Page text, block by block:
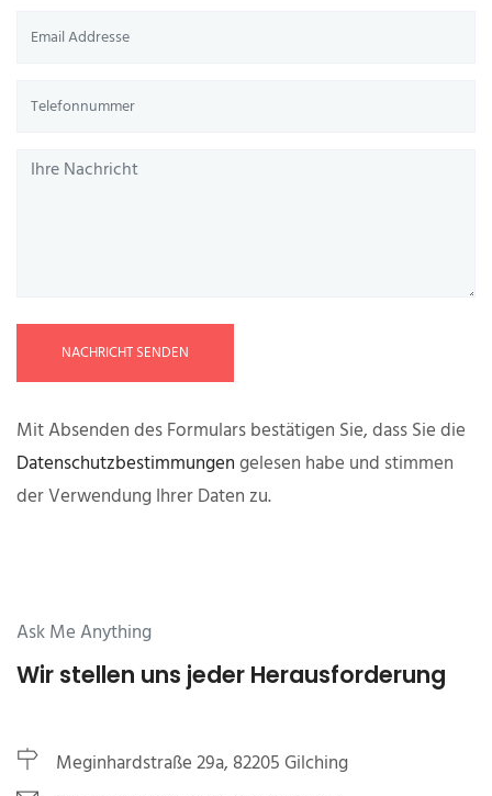
NACHRICHT SENDEN
Mit Absenden des Formulars bestätigen Sie, dass Sie die
Datenschutzbestimmungengelesen habe und stimmen
der Verwendung Ihrer Daten zu.
Ask Me Anything
Wir stellen uns jeder Herausforderung
Meginhardstraße 29a, 82205 Gilching